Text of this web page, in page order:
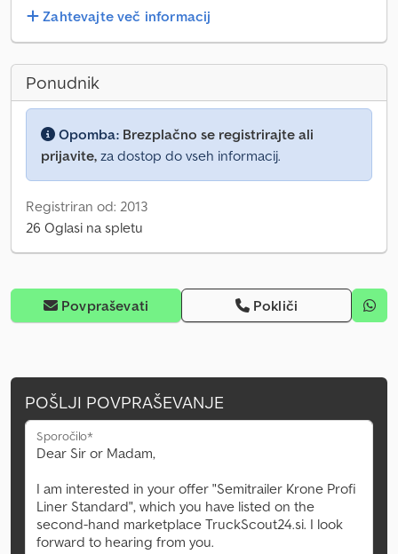
Zahtevajte več informacij
Ponudnik
Opomba: Brezplačno se registrirajte ali
prijavite, za dostop do vseh informacij.
Registriran od: 2013
26 Oglasi na spletu
Povpraševati Pokliči
POŠLJI POVPRAŠEVANJE
Sporočilo*